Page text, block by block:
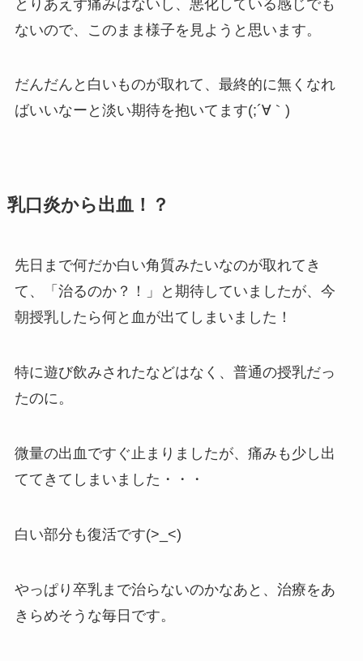
とりあえず痛みはないし、悪化している感じでも
ないので、このまま様子を見ようと思います。
だんだんと白いものが取れて、最終的に無くなれ
ばいいなーと淡い期待を抱いてます(;´∀｀)
乳口炎から出血！？
先日まで何だか白い角質みたいなのが取れてき
て、「治るのか？！」と期待していましたが、今
朝授乳したら何と血が出てしまいました！
特に遊び飲みされたなどはなく、普通の授乳だっ
たのに。
微量の出血ですぐ止まりましたが、痛みも少し出
ててきてしまいました・・・
白い部分も復活です(>_<)
やっぱり卒乳まで治らないのかなあと、治療をあ
きらめそうな毎日です。